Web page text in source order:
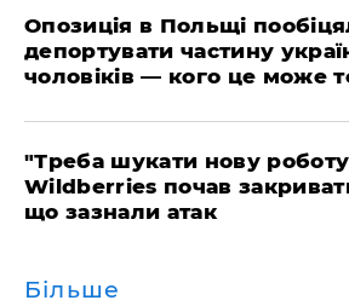
​Опозиція в Польщі
депортувати частину
чоловіків — кого це може
​"Треба шукати нову
Wildberries почав
що зазнали атак
Більше